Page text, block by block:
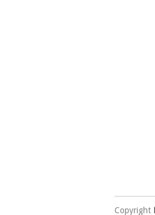
Copyright